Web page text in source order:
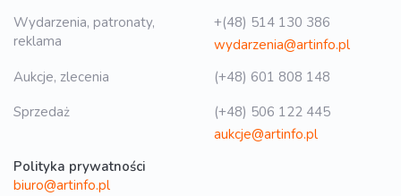
Wydarzenia, patronaty,
reklama
+(48) 514 130 386
wydarzenia@artinfo.pl
Aukcje, zlecenia
(+48) 601 808 148
Sprzedaż
(+48) 506 122 445
aukcje@artinfo.pl
Polityka prywatności
biuro@artinfo.pl